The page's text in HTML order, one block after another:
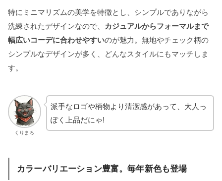
特にミニマリズムの美学を特徴とし、シンプルでありながら
洗練されたデザインなので、
カジュアルからフォーマルまで
幅広いコーデに合わせやすいのが魅力。無地やチェック柄の
シンプルなデザインが多く、どんなスタイルにもマッチしま
す。
くりまろ
派手なロゴや柄物より清潔感があって、大人っ
ぽく上品だにゃ!
カラーバリエーション豊富。毎年新色も登場